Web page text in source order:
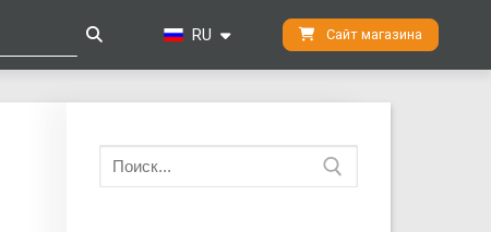
RU Сайт магазина
Искать: